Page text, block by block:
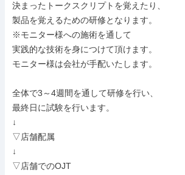
決まったトークスクリプトを覚えたり、
製品を覚えるための研修となります。
※モニター様への施術を通して
実践的な技術を身につけて頂けます。
モニター様は会社が手配いたします。
全体で3～4週間を通して研修を行い、
最終日に試験を行います。
↓
▽店舗配属
↓
▽店舗でのOJT